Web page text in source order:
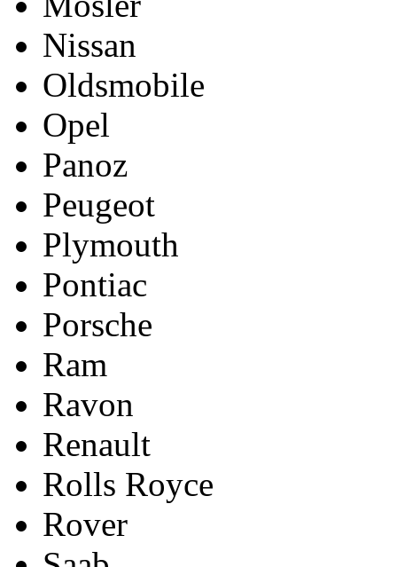
Nissan
Oldsmobile
Opel
Panoz
Peugeot
Plymouth
Pontiac
Porsche
Ram
Ravon
Renault
Rolls Royce
Rover